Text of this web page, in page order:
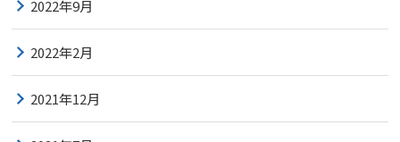
2022年9月
2022年2月
2021年12月